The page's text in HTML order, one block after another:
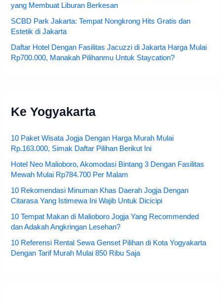
yang Membuat Liburan Berkesan
SCBD Park Jakarta: Tempat Nongkrong Hits Gratis dan
Estetik di Jakarta
Daftar Hotel Dengan Fasilitas Jacuzzi di Jakarta Harga Mulai
Rp700.000, Manakah Pilihanmu Untuk Staycation?
Ke Yogyakarta
10 Paket Wisata Jogja Dengan Harga Murah Mulai
Rp.163.000, Simak Daftar Pilihan Berikut Ini
Hotel Neo Malioboro, Akomodasi Bintang 3 Dengan Fasilitas
Mewah Mulai Rp784.700 Per Malam
10 Rekomendasi Minuman Khas Daerah Jogja Dengan
Citarasa Yang Istimewa Ini Wajib Untuk Dicicipi
10 Tempat Makan di Malioboro Jogja Yang Recommended
dan Adakah Angkringan Lesehan?
10 Referensi Rental Sewa Genset Pilihan di Kota Yogyakarta
Dengan Tarif Murah Mulai 850 Ribu Saja